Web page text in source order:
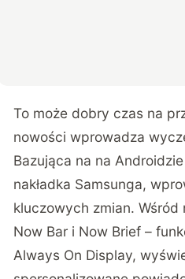
To może dobry czas na
nowości wprowadza
Bazująca na na
nakładka Samsunga,
kluczowych zmian. Wśród
Now Bar i Now Brief –
Always On Display,